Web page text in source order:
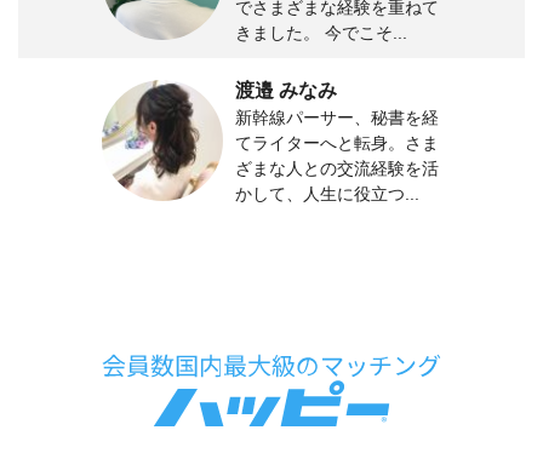
でさまざまな経験を重ねて
きました。 今でこそ...
渡邉 みなみ
新幹線パーサー、秘書を経
てライターへと転身。さま
ざまな人との交流経験を活
かして、人生に役立つ...